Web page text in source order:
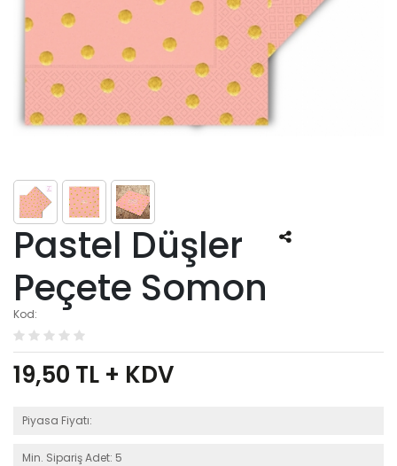
Pastel Düşler
Peçete Somon
Kod:
19,50 TL + KDV
Piyasa Fiyatı:
Min. Sipariş Adet: 5